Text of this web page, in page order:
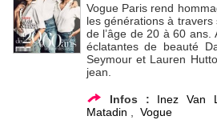
Vogue Paris rend
les générations à
de l’âge de 20 à 60
éclatantes de beauté
Seymour et Lauren
jean.
Infos :
Inez Van
Matadin
Vogue